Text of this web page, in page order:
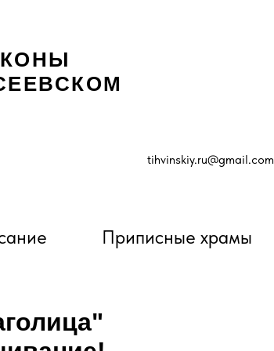
tihvinskiy.ru@gmail.com
Приписные храмы